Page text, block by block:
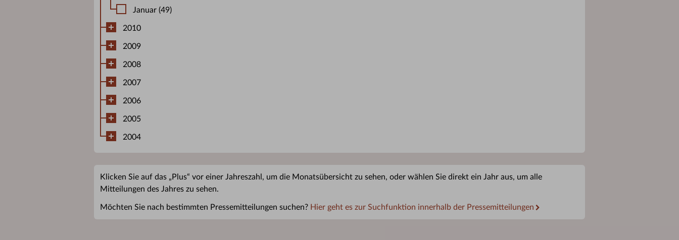
Januar (49)
2010
2009
2008
2007
2006
2005
2004
Klicken Sie auf das „Plus“ vor einer Jahreszahl, um die Monatsübersicht zu sehen, oder wählen Sie direkt ein Jahr aus, um alle
Mitteilungen des Jahres zu sehen.
Möchten Sie nach bestimmten Pressemitteilungen suchen? Hier geht es zur Suchfunktion innerhalb der Pressemitteilungen